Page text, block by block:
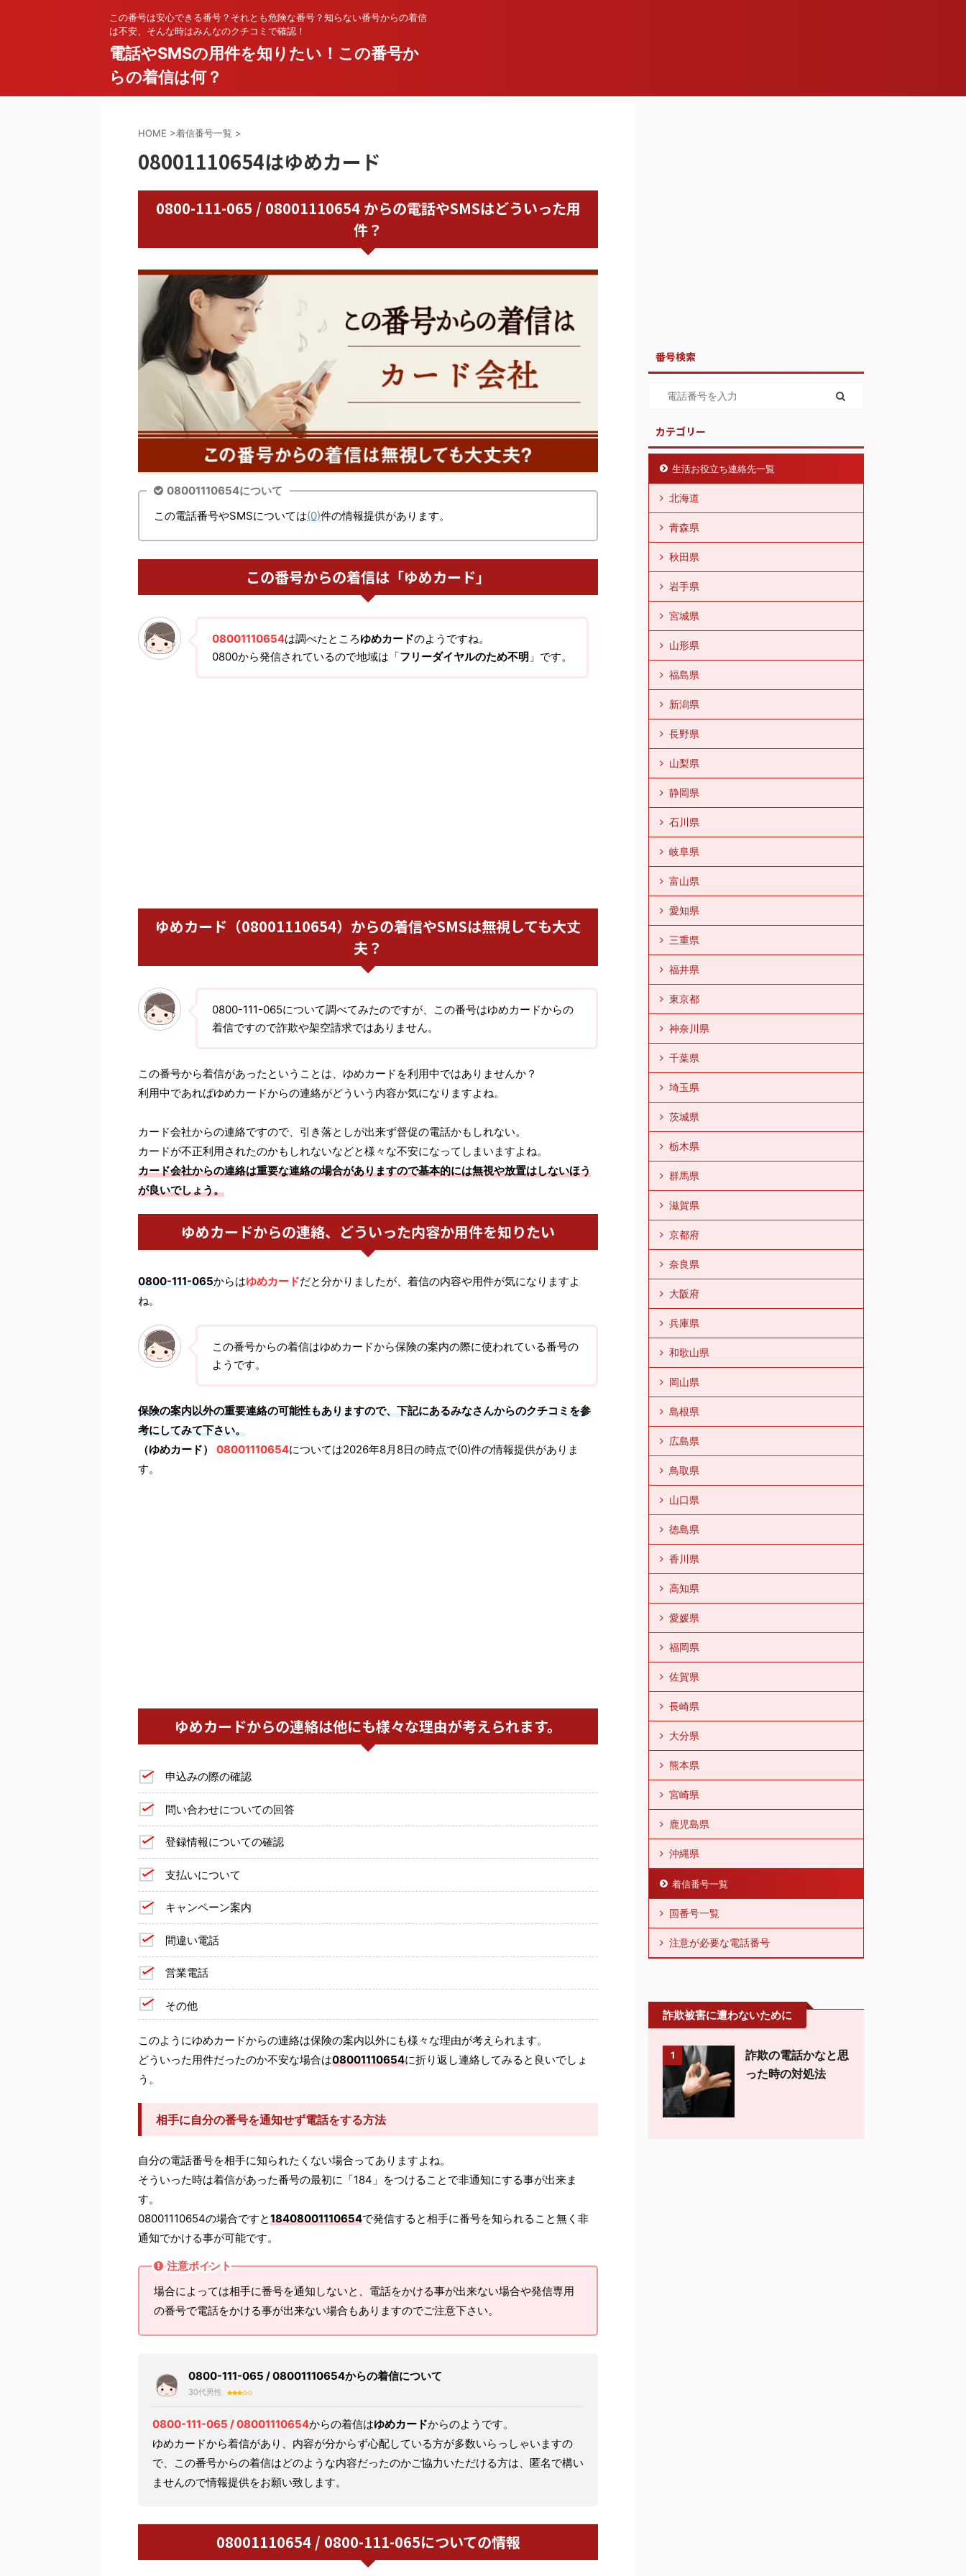
この番号は安心できる番号？それとも危険な番号？知らない番号からの着信
は不安、そんな時はみんなのクチコミで確認！
電話やSMSの用件を知りたい！この番号か
らの着信は何？
HOME >着信番号一覧 >
08001110654はゆめカード
0800-111-065 / 08001110654 からの電話やSMSはどういった用
件？
08001110654について
この電話番号やSMSについては(0)件の情報提供があります。
この番号からの着信は「ゆめカード」
08001110654は調べたところゆめカードのようですね。
0800から発信されているので地域は「フリーダイヤルのため不明 」です。
ゆめカード（08001110654）からの着信やSMSは無視しても大丈
夫？
0800-111-065について調べてみたのですが、この番号はゆめカードからの
着信ですので詐欺や架空請求ではありません。
この番号から着信があったということは、ゆめカードを利用中ではありませんか？
利用中であればゆめカードからの連絡がどういう内容か気になりますよね。
カード会社からの連絡ですので、引き落としが出来ず督促の電話かもしれない。
カードが不正利用されたのかもしれないなどと様々な不安になってしまいますよね。
カード会社からの連絡は重要な連絡の場合がありますので基本的には無視や放置はしないほう
が良いでしょう。
ゆめカードからの連絡、どういった内容か用件を知りたい
0800-111-065からはゆめカードだと分かりましたが、着信の内容や用件が気になりますよ
ね。
この番号からの着信はゆめカードから保険の案内の際に使われている番号の
ようです。
保険の案内以外の重要連絡の可能性もありますので、下記にあるみなさんからのクチコミを参
考にしてみて下さい。
（ゆめカード）
08001110654については2026年8月8日の時点で(0)件の情報提供がありま
す。
ゆめカードからの連絡は他にも様々な理由が考えられます。
申込みの際の確認
問い合わせについての回答
登録情報についての確認
支払いについて
キャンペーン案内
間違い電話
営業電話
その他
このようにゆめカードからの連絡は保険の案内以外にも様々な理由が考えられます。
どういった用件だったのか不安な場合は08001110654に折り返し連絡してみると良いでしょ
う。
相手に自分の番号を通知せず電話をする方法
自分の電話番号を相手に知られたくない場合ってありますよね。
そういった時は着信があった番号の最初に「184」をつけることで非通知にする事が出来ま
す。
08001110654の場合ですと18408001110654で発信すると相手に番号を知られること無く非
通知でかける事が可能です。
注意ポイント
場合によっては相手に番号を通知しないと、電話をかける事が出来ない場合や発信専用
の番号で電話をかける事が出来ない場合もありますのでご注意下さい。
0800-111-065 / 08001110654からの着信について
30代男性
0800-111-065 / 08001110654からの着信はゆめカードからのようです。
ゆめカードから着信があり、内容が分からず心配している方が多数いらっしゃいますの
で、この番号からの着信はどのような内容だったのかご協力いただける方は、匿名で構い
ませんので情報提供をお願い致します。
08001110654 / 0800-111-065についての情報
番号検索
カテゴリー
生活お役立ち連絡先一覧
北海道
青森県
秋田県
岩手県
宮城県
山形県
福島県
新潟県
長野県
山梨県
静岡県
石川県
岐阜県
富山県
愛知県
三重県
福井県
東京都
神奈川県
千葉県
埼玉県
茨城県
栃木県
群馬県
滋賀県
京都府
奈良県
大阪府
兵庫県
和歌山県
岡山県
島根県
広島県
鳥取県
山口県
徳島県
香川県
高知県
愛媛県
福岡県
佐賀県
長崎県
大分県
熊本県
宮崎県
鹿児島県
沖縄県
着信番号一覧
国番号一覧
注意が必要な電話番号
詐欺被害に遭わないために
1
詐欺の電話かなと思
った時の対処法